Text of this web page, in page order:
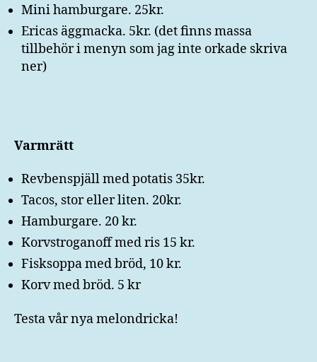
Mini hamburgare. 25kr.
Ericas äggmacka. 5kr. (det finns massa
tillbehör i menyn som jag inte orkade skriva
ner)
Varmrätt
Revbenspjäll med potatis 35kr.
Tacos, stor eller liten. 20kr.
Hamburgare. 20 kr.
Korvstroganoff med ris 15 kr.
Fisksoppa med bröd, 10 kr.
Korv med bröd. 5 kr
Testa vår nya melondricka!